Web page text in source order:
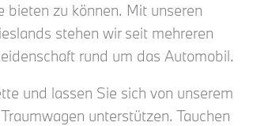
bieten zu können. Mit unseren
stehen wir seit mehreren
rund um das Automobil.
und lassen Sie sich von unserem
unterstützen. Tauchen